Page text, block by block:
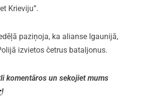
Krieviju”.
paziņoja, ka alianse Igaunijā,
izvietos četrus bataljonus.
komentāros un sekojiet mums
!